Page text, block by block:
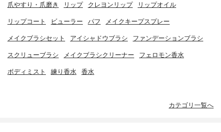
爪やすり・爪磨き リップ クレヨンリップ リップオイル
リップコート ビューラー パフ メイクキープスプレー
メイクブラシセット アイシャドウブラシ ファンデーションブラシ
スクリューブラシ メイクブラシクリーナー フェロモン香水
ボディミスト 練り香水 香水
カテゴリ一覧へ